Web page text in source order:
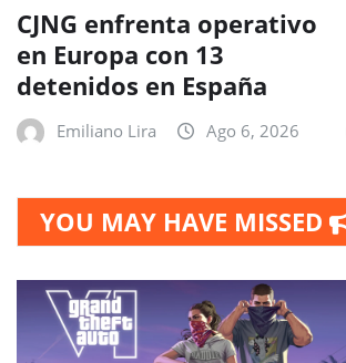
CJNG enfrenta operativo
en Europa con 13
detenidos en España
Emiliano Lira Ago 6, 2026
YOU MAY HAVE MISSED